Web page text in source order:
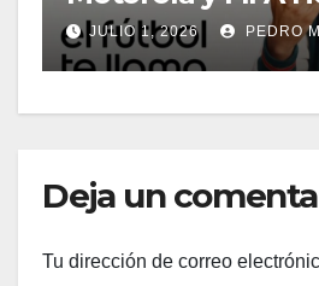
JULIO 1, 2026 PEDRO
Deja un
Tu dirección de correo